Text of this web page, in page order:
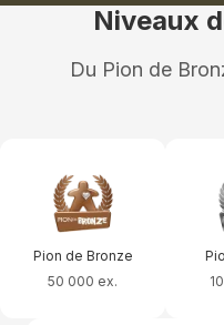
Niveaux
Du Pion de
Pion de Bronze
50 000 ex.